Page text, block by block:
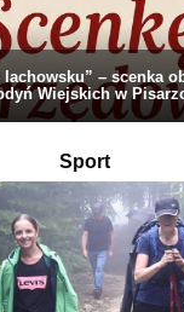
– scenka
Wiejskich w
Sport